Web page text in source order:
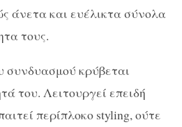
άνετα και ευέλικτα σύνολα
τους.
συνδυασμού κρύβεται
του. Λειτουργεί επειδή
περίπλοκο styling, ούτε